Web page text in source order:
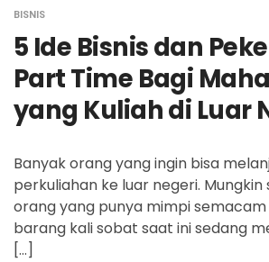
BISNIS
5 Ide Bisnis dan
Part Time Bagi
yang Kuliah di Luar
Banyak orang yang ingin bisa
perkuliahan ke luar negeri.
orang yang punya mimpi semacam
barang kali sobat saat ini sedang
[…]